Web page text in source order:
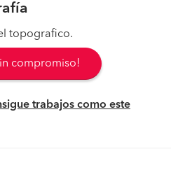
topografico.
compromiso!
trabajos como este